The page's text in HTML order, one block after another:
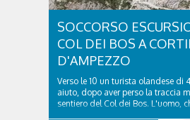
SOCCORSO
COL DEI BOS A
D'AMPEZZO
Verso le 10 un turista olandese di
aiuto, dopo aver perso la traccia
sentiero del Col dei Bos. L'uomo,